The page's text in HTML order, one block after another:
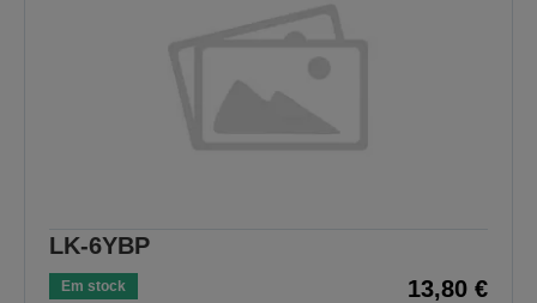
LK-6YBP
Em stock 13,80 €